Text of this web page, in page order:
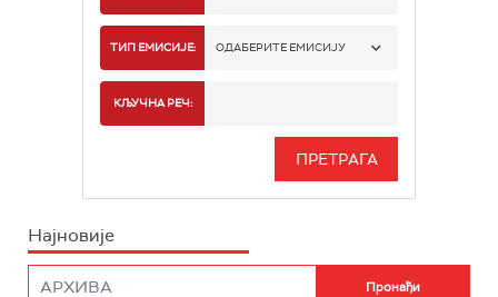
РАДИО БЕОГРАД 1
РАДИО БЕОГРАД 3
РАДИО РОКЕНРОЛЕР
ТИП ЕМИСИЈЕ: ОДАБЕРИТЕ ЕМИСИЈУ
ИНФО
КЉУЧНА РЕЧ:
Најновије